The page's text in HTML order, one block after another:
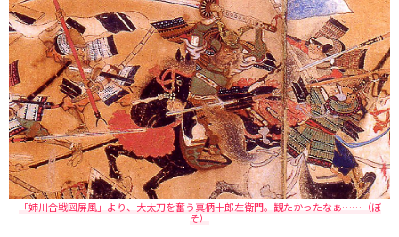
「姉川合戦図屏風」より、大太刀を奮う真柄十郎左衛門。観たかったなぁ……（ぼ
そ）